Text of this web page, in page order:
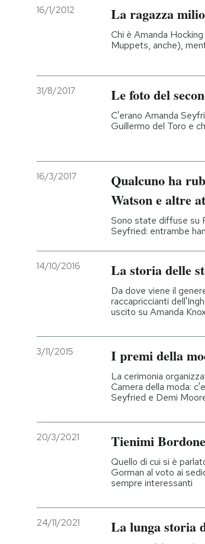
I MIEI PREFERITI
Entra
16/1/2012 La ragazza
Chi è Amanda
Muppets, anche),
31/8/2017 Le foto del
C'erano Amanda
Guillermo del Toro e
16/3/2017
Qualcuno ha
Watson e altre
Sono state diffuse su
Seyfried: entrambe
14/10/2016 La storia delle
Da dove viene il
raccapriccianti
uscito su Amanda
3/11/2015 I premi della
La cerimonia
Camera della moda:
Seyfried e Demi
20/3/2021 Tienimi
Quello di cui si è
Gorman al voto ai
sempre interessanti
24/11/2021 La lunga storia